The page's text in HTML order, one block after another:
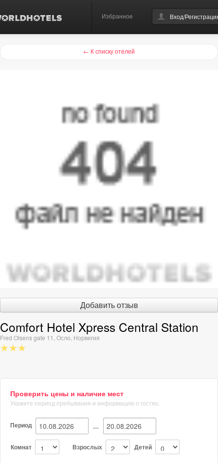
Избранное Вход/
← К списку отелей
Добавить отзыв
Comfort Hotel Xpress Central Station
Fred Olsens gate 11 Осло Норвегия
★★★
Проверить цены и наличие мест
Укажите период пребывания и информацию о гостях.
Период —
Комнат Взрослых Детей